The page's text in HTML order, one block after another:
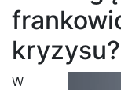
kryzysu?
W